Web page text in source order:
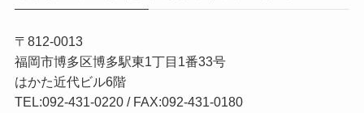
〒812-0013
福岡市博多区博多駅東1丁目1番33号
はかた近代ビル6階
TEL:092-431-0220 / FAX:092-431-0180